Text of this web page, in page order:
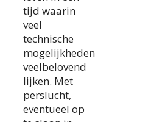
tijd waarin
veel
technische
mogelijkheden
veelbelovend
lijken. Met
perslucht,
eventueel op